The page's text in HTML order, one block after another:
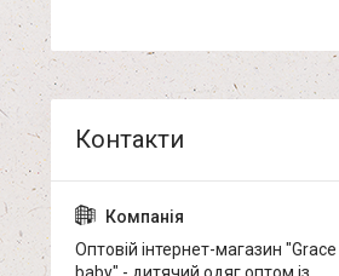
Оптовій інтернет-магазин "Grace